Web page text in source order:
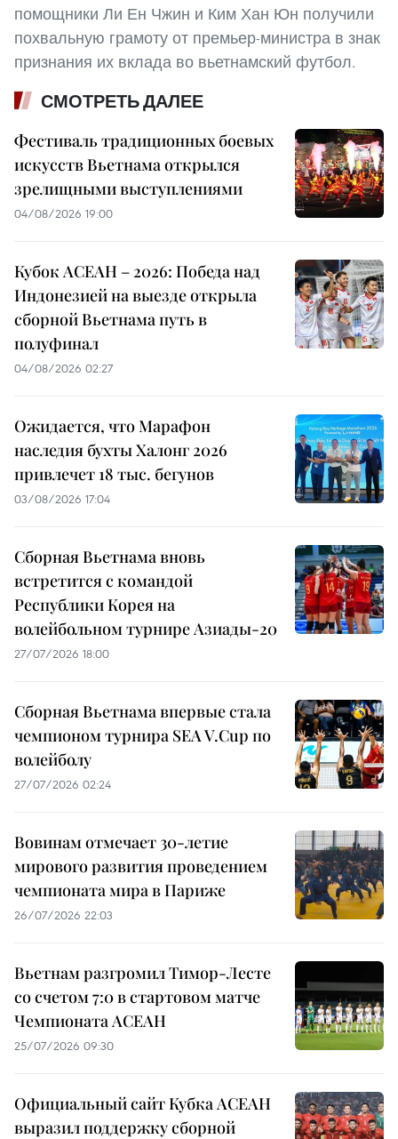
помощники Ли Ен Чжин и Ким Хан Юн получили
похвальную грамоту от премьер-министра в знак
признания их вклада во вьетнамский футбол.
СМОТРЕТЬ ДАЛЕЕ
Фестиваль традиционных боевых
искусств Вьетнама открылся
зрелищными выступлениями
04/08/2026 19:00
Кубок АСЕАН – 2026: Победа над
Индонезией на выезде открыла
сборной Вьетнама путь в
полуфинал
04/08/2026 02:27
Ожидается, что Марафон
наследия бухты Халонг 2026
привлечет 18 тыс. бегунов
03/08/2026 17:04
Сборная Вьетнама вновь
встретится с командой
Республики Корея на
волейбольном турнире Азиады-20
27/07/2026 18:00
Сборная Вьетнама впервые стала
чемпионом турнира SEA V.Cup по
волейболу
27/07/2026 02:24
Вовинам отмечает 30-летие
мирового развития проведением
чемпионата мира в Париже
26/07/2026 22:03
Вьетнам разгромил Тимор-Лесте
со счетом 7:0 в стартовом матче
Чемпионата АСЕАН
25/07/2026 09:30
Официальный сайт Кубка АСЕАН
выразил поддержку сборной